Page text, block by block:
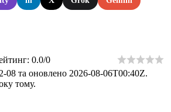
: 0.0/0
08 та оновлено 2026-08-06T00:40Z.
тому.